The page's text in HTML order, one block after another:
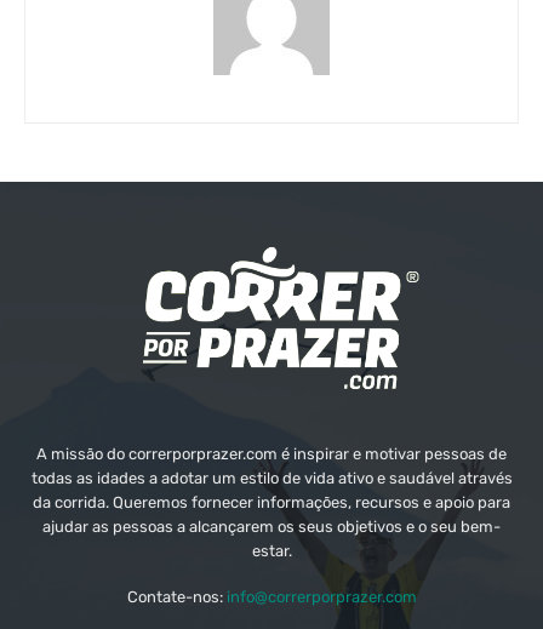
A missão do correrporprazer.com é inspirar e motivar pessoas de
todas as idades a adotar um estilo de vida ativo e saudável através
da corrida. Queremos fornecer informações, recursos e apoio para
ajudar as pessoas a alcançarem os seus objetivos e o seu bem-
estar.
Contate-nos: info@correrporprazer.com